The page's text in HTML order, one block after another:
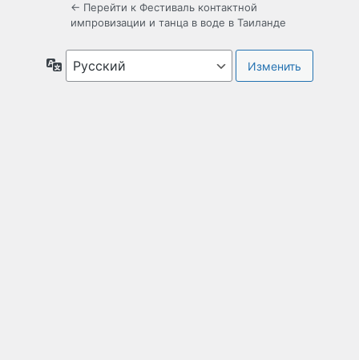
← Перейти к Фестиваль контактной
импровизации и танца в воде в Таиланде
Язык